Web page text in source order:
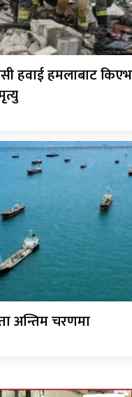
हवाई हमलाबाट किएभ
अन्तिम चरणमा